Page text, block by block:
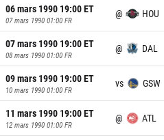
06 mars 1990 19:00ET
07 mars 1990 01:00 FR
@ HOU
07 mars 1990 19:00ET
08 mars 1990 01:00 FR
@ DAL
09 mars 1990 19:00ET
10 mars 1990 01:00 FR
vs GSW
11 mars 1990 19:00ET
12 mars 1990 01:00 FR
@ ATL